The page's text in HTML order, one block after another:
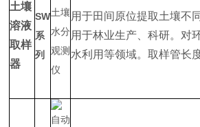
土壤
溶液
取样
器
SW
系
列
用于田间原位提取土壤不
用于林业生产、科研。对
水利用等领域。取样管长